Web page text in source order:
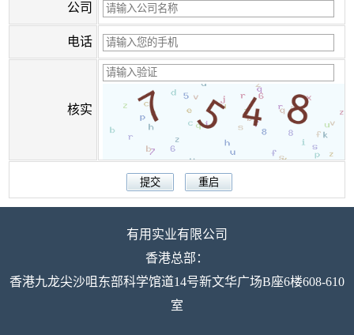
公司
电话
核实
有用实业有限公司
香港总部：
香港九龙尖沙咀东部科学馆道14号新文华广场B座6楼608-610
室